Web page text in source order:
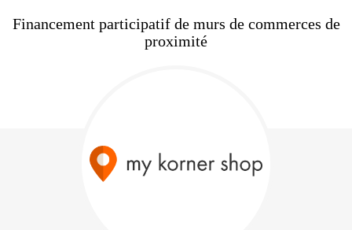
Financement participatif de murs de commerces de
proximité